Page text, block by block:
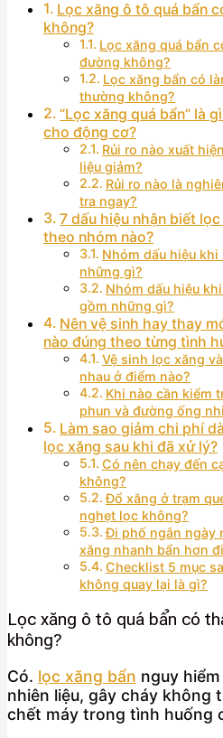
Lọc xăng ô tô quá bẩn
không?
Lọc xăng quá bẩn
đường không?
Lọc xăng bẩn có
thường không?
“Lọc xăng quá bẩn” là
cho động cơ?
Rủi ro nào xuất
liệu giảm?
Rủi ro nào là
tra ngay?
7 dấu hiệu nhận biết
theo nhóm nào?
Nhóm dấu hiệu
những gì?
Nhóm dấu hiệu
gồm những gì?
Nên vệ sinh hay thay
nào đúng theo từng tình
Vệ sinh lọc xăng
nhau ở điểm nào?
Khi nào cần kiểm
phun và đường ống
Làm sao giảm chi phí
lọc xăng sau khi đã xử lý?
Có nên chạy đến
không?
Đổ xăng ở trạm
nghẹt lọc không?
Đi phố ngắn ngày
xăng nhanh bẩn hơn
Checklist 5 mục
không quay lại là gì?
Lọc xăng ô tô quá bẩn có
không?
Có. lọc xăng bẩn nguy
nhiên liệu, gây cháy không
chết máy trong tình huống